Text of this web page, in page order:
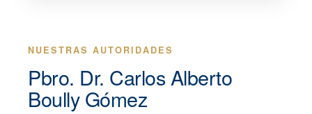
NUESTRAS AUTORIDADES
Pbro. Dr. Carlos Alberto
Boully Gómez